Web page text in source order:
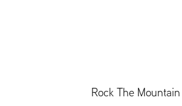
Rock The Mountain